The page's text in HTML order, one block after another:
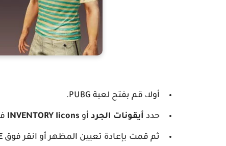
أولا، قم بفتح لعبة PUBG.
حدد أيقونات الجرد أو INVENTORY Iicons
ثم قمت بإعادة تعيين المظهر أو انقر فوق